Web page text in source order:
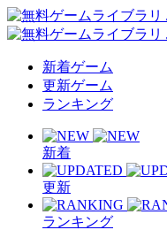
新着ゲーム
更新ゲーム
ランキング
新着
更新
ランキング